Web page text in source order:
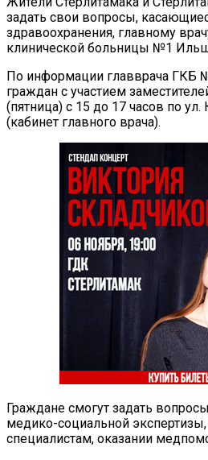
задать свои вопросы,
здравоохранения, главному
клинической больницы №1
По информации главврача ГКБ
граждан с участием
(пятница) с 15 до 17 часов по
(кабинет главного врача).
Граждане смогут задать
медико-социальной
специалистам, оказании